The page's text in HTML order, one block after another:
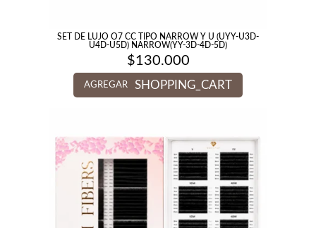
SET DE LUJO O7 CC TIPO NARROW Y U (UYY-U3D-
U4D-U5D) NARROW(YY-3D-4D-5D)
$130.000
AGREGAR SHOPPING_CART